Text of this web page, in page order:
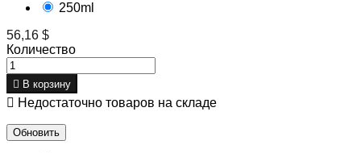
250ml
56,16 $
Количество
 В корзину
 Недостаточно товаров на складе